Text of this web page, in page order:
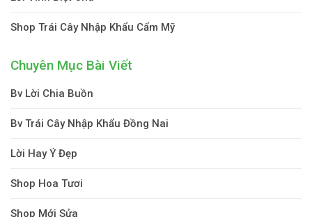
Shop Trái Cây Nhập Khẩu Cẩm Mỹ
Chuyên Mục Bài Viết
Bv Lời Chia Buồn
Bv Trái Cây Nhập Khẩu Đồng Nai
Lời Hay Ý Đẹp
Shop Hoa Tươi
Shop Mới Sửa